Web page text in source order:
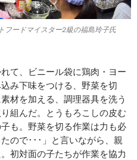
フードマイスター2級の福島玲子氏
て、ビニール袋に鶏肉・ヨー
み下味をつける、野菜を切
材を加える、調理器具を洗う
組んだ。とうもろこしの皮む
も。野菜を切る作業は力も必
ので･･･」と言いながら、親
初対面の子たちが作業を協力